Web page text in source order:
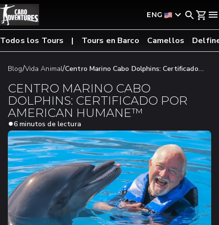
ENG
Todos los Tours Tours en Barco Camellos
Blog/Vida Animal/Centro Marino Cabo Dolphins: Certificado
CENTRO MARINO CABO
DOLPHINS: CERTIFICADO POR
AMERICAN HUMANE™
6 minutos de lectura